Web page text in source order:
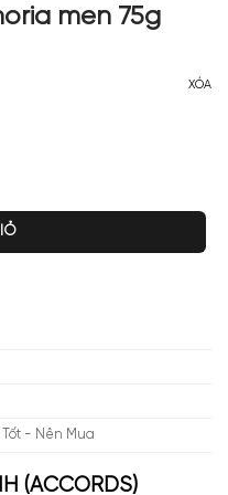
men 75g
XÓA
- Nên Mua
(ACCORDS)